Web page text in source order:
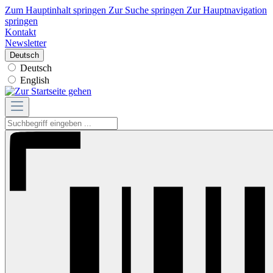
Zum Hauptinhalt springen Zur Suche springen Zur Hauptnavigation
springen
Kontakt
Newsletter
Deutsch
Deutsch
English